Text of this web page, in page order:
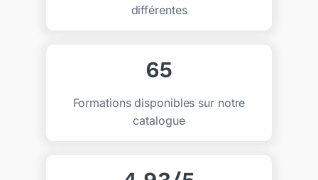
différentes
73
Formations disponibles sur notre
catalogue